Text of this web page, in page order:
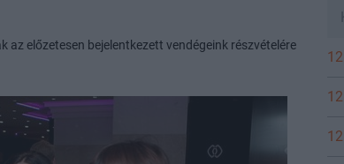
az előzetesen bejelentkezett vendégeink részvételére